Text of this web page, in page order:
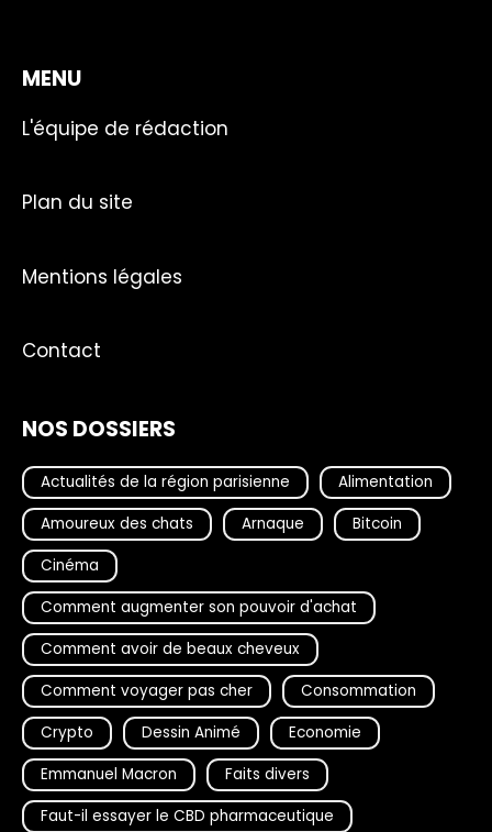
MENU
L'équipe de rédaction
Plan du site
Mentions légales
Contact
NOS DOSSIERS
Actualités de la région parisienne
Alimentation
Amoureux des chats
Arnaque
Bitcoin
Cinéma
Comment augmenter son pouvoir d'achat
Comment avoir de beaux cheveux
Comment voyager pas cher
Consommation
Crypto
Dessin Animé
Economie
Emmanuel Macron
Faits divers
Faut-il essayer le CBD pharmaceutique